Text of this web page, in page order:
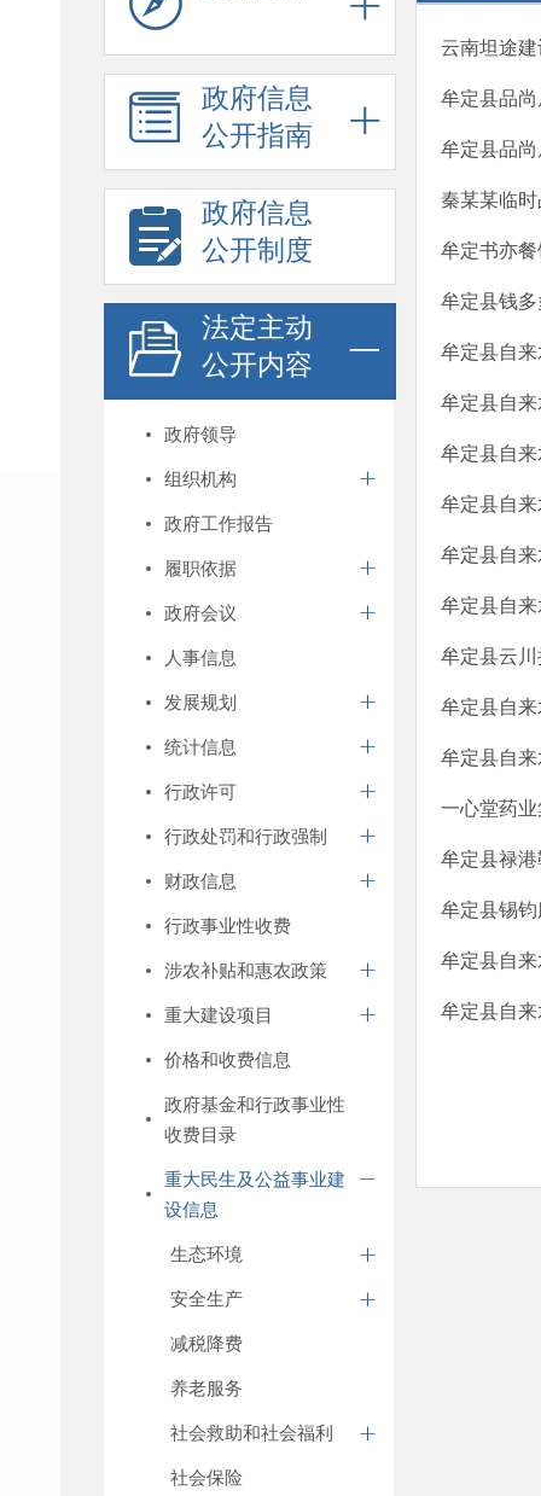
政府信息
公开指南
政府信息
公开制度
法定主动
公开内容
政府领导
组织机构
政府工作报告
履职依据
政府会议
人事信息
发展规划
统计信息
行政许可
行政处罚和行政强制
财政信息
行政事业性收费
涉农补贴和惠农政策
重大建设项目
价格和收费信息
政府基金和行政事业性
收费目录
重大民生及公益事业建
设信息
生态环境
安全生产
减税降费
养老服务
社会救助和社会福利
社会保险
云南坦途
牟定县品
牟定县品
秦某某临
牟定书亦
牟定县钱
牟定县自
牟定县自
牟定县自
牟定县自
牟定县自
牟定县自
牟定县云
牟定县自
牟定县自
一心堂药
牟定县禄
牟定县锡
牟定县自
牟定县自